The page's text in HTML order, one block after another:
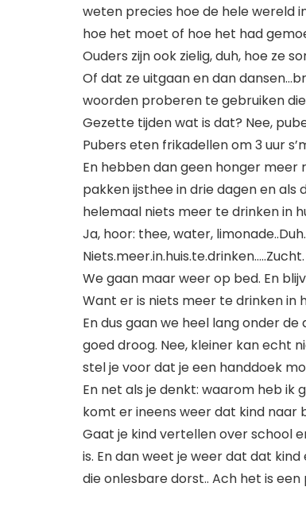
weten precies hoe de hele wereld
hoe het moet of hoe het had
Ouders zijn ook zielig, duh, hoe ze
Of dat ze uitgaan en dan
woorden proberen te gebruiken
Gezette tijden wat is dat? Nee,
Pubers eten frikadellen om 3 uur
En hebben dan geen honger meer
pakken ijsthee in drie dagen en als
helemaal niets meer te drinken in
Ja, hoor: thee, water,
Niets.meer.in.huis.te.drinken…..Zucht.
We gaan maar weer op bed. En
Want er is niets meer te drinken in
En dus gaan we heel lang onder
goed droog. Nee, kleiner kan echt
stel je voor dat je een handdoek
En net als je denkt: waarom heb ik
komt er ineens weer dat kind naar
Gaat je kind vertellen over school
is. En dan weet je weer dat dat
die onlesbare dorst.. Ach het is